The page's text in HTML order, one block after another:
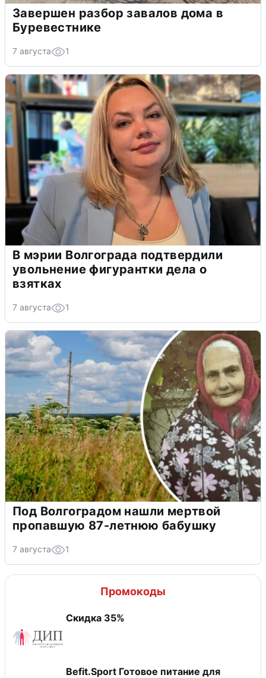
Завершен разбор завалов дома в
Буревестнике
7 августа 1
В мэрии Волгограда подтвердили
увольнение фигурантки дела о
взятках
7 августа 1
Под Волгоградом нашли мертвой
пропавшую 87-летнюю бабушку
7 августа 1
Промокоды
Скидка 35%
Befit.Sport Готовое питание для